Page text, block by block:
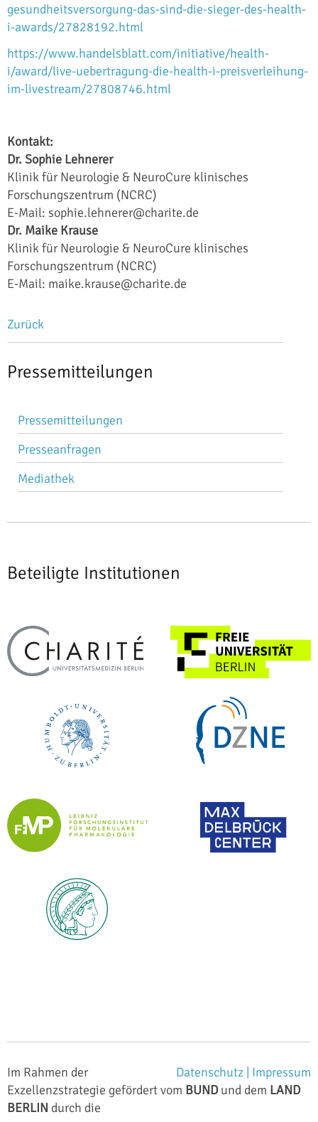
gesundheitsversorgung-das-sind-die-sieger-des-health-
i-awards/27828192.html
https://www.handelsblatt.com/initiative/health-
i/award/live-uebertragung-die-health-i-preisverleihung-
im-livestream/27808746.html
Kontakt:
Dr. Sophie Lehnerer
Klinik für Neurologie & NeuroCure klinisches
Forschungszentrum (NCRC)
E-Mail: sophie.lehnerer@charite.de
Dr. Maike Krause
Klinik für Neurologie & NeuroCure klinisches
Forschungszentrum (NCRC)
E-Mail: maike.krause@charite.de
Zurück
Pressemitteilungen
Navigation
überspringen
Pressemitteilungen
Presseanfragen
Mediathek
Beteiligte Institutionen
Impressum
Datenschutz |
Im Rahmen der
Exzellenzstrategie gefördert vom BUNDund dem LAND
BERLIN durch die